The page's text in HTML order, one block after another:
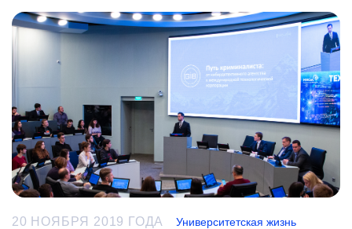
20 НОЯБРЯ 2019 ГОДА Университетская жизнь